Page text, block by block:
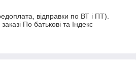
відправки по ВТ і ПТ).
По батькові та Індекс